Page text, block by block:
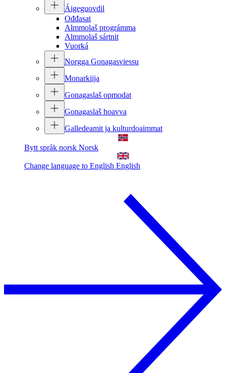
Áigeguovdil
Ođđasat
Almmolaš prográmma
Almmolaš sártnit
Vuorká
Norgga Gonagasviessu
Monarkiija
Gonagaslaš opmodat
Gonagaslaš hoavva
Galledeamit ja kulturdoaimmat
Bytt språk norsk Norsk
Change language to English English